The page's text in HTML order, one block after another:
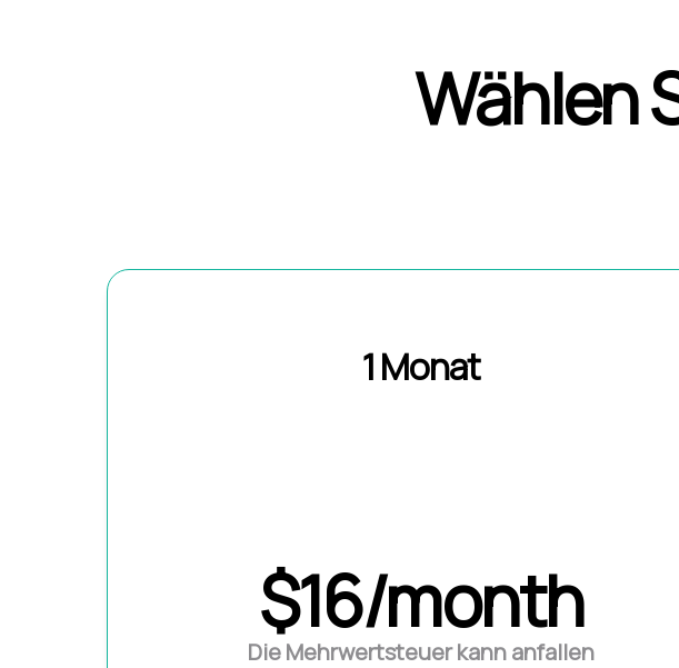
Wählen
1 Monat
$16/month
Die Mehrwertsteuer kann anfallen